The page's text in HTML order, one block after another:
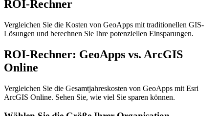
ROI-Rechner
Vergleichen Sie die Kosten von GeoApps mit traditionellen GIS-
Lösungen und berechnen Sie Ihre potenziellen Einsparungen.
ROI-Rechner: GeoApps vs. ArcGIS
Online
Vergleichen Sie die Gesamtjahreskosten von GeoApps mit Esri
ArcGIS Online. Sehen Sie, wie viel Sie sparen können.